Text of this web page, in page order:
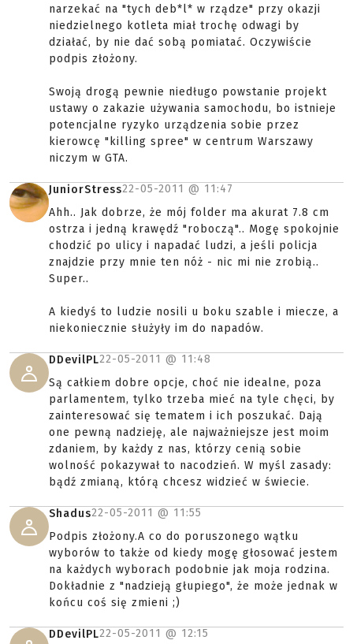
narzekać na "tych deb*l* w rządze" przy okazji
niedzielnego kotleta miał trochę odwagi by
działać, by nie dać sobą pomiatać. Oczywiście
podpis złożony.
Swoją drogą pewnie niedługo powstanie projekt
ustawy o zakazie używania samochodu, bo istnieje
potencjalne ryzyko urządzenia sobie przez
kierowcę "killing spree" w centrum Warszawy
niczym w GTA.
JuniorStress22-05-2011 @ 11:47
Ahh.. Jak dobrze, że mój folder ma akurat 7.8 cm
ostrza i jedną krawędź "roboczą".. Mogę spokojnie
chodzić po ulicy i napadać ludzi, a jeśli policja
znajdzie przy mnie ten nóż - nic mi nie zrobią..
Super..
A kiedyś to ludzie nosili u boku szable i miecze, a
niekoniecznie służyły im do napadów.
DDevilPL22-05-2011 @ 11:48
Są całkiem dobre opcje, choć nie idealne, poza
parlamentem, tylko trzeba mieć na tyle chęci, by
zainteresować się tematem i ich poszukać. Dają
one pewną nadzieję, ale najważniejsze jest moim
zdaniem, by każdy z nas, którzy cenią sobie
wolność pokazywał to nacodzień. W myśl zasady:
bądź zmianą, którą chcesz widzieć w świecie.
Shadus22-05-2011 @ 11:55
Podpis złożony.A co do poruszonego wątku
wyborów to także od kiedy mogę głosować jestem
na każdych wyborach podobnie jak moja rodzina.
Dokładnie z "nadzieją głupiego", że może jednak w
końcu coś się zmieni ;)
DDevilPL22-05-2011 @ 12:15